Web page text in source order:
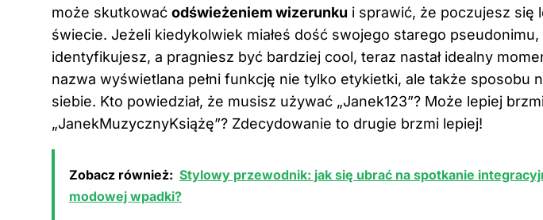
może skutkować odświeżeniem wizerunku i sprawić, że poczujesz się
świecie. Jeżeli kiedykolwiek miałeś dość swojego starego
identyfikujesz, a pragniesz być bardziej cool, teraz nastał idealny
nazwa wyświetlana pełni funkcję nie tylko etykietki, ale także sposobu
siebie. Kto powiedział, że musisz używać „Janek123”? Może lepiej
„JanekMuzycznyKsiążę”? Zdecydowanie to drugie brzmi lepiej!
Zobacz również: Stylowy przewodnik: jak się ubrać na spotkanie
modowej wpadki?